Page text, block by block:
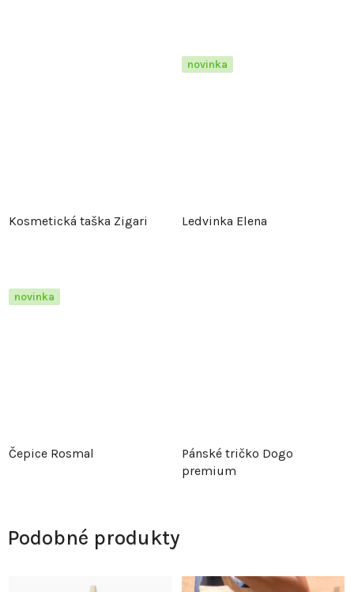
Kosmetická taška Zigari
novinka
Ledvinka Elena
novinka
Čepice Rosmal
Pánské tričko Dogo
premium
Podobné produkty